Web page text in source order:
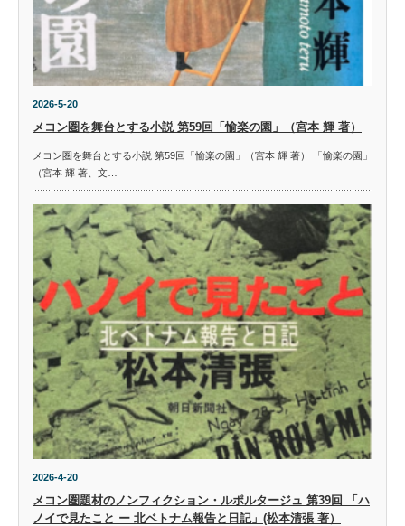
2026-5-20
メコン圏を舞台とする小説 第59回「愉楽の園」（宮本 輝 著）
メコン圏を舞台とする小説 第59回「愉楽の園」（宮本 輝 著） 「愉楽の園」
（宮本 輝 著、文…
2026-4-20
メコン圏題材のノンフィクション・ルポルタージュ 第39回 「ハ
ノイで見たこと ー 北ベトナム報告と日記」(松本清張 著）